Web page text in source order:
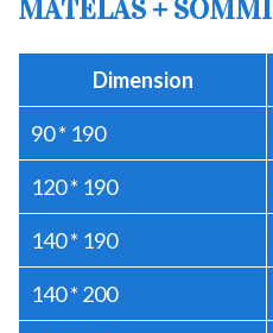
MATELAS +
Dimension
90 * 190
120 * 190
140 * 190
140 * 200